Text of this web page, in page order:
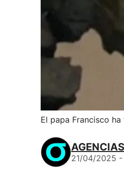
El papa Francisco
21/04/2025 -